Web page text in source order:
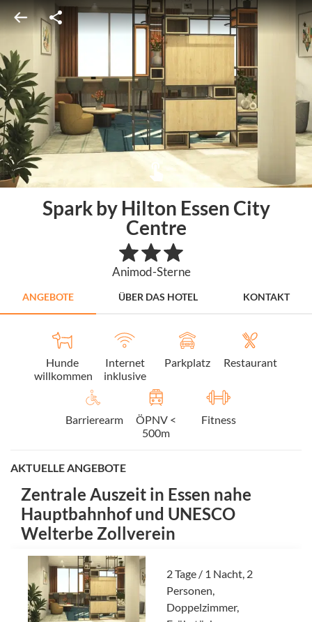
Spark by Hilton Essen City
Centre
Animod-Sterne
ANGEBOTE ÜBER DAS HOTEL KONTAKT
Hunde
willkommen
Internet
inklusive
Parkplatz Restaurant
Barrierearm
ÖPNV <
500m
Fitness
AKTUELLE ANGEBOTE
Zentrale Auszeit in Essen nahe
Hauptbahnhof und UNESCO
Welterbe Zollverein
2 Tage / 1 Nacht, 2
Personen,
Doppelzimmer,